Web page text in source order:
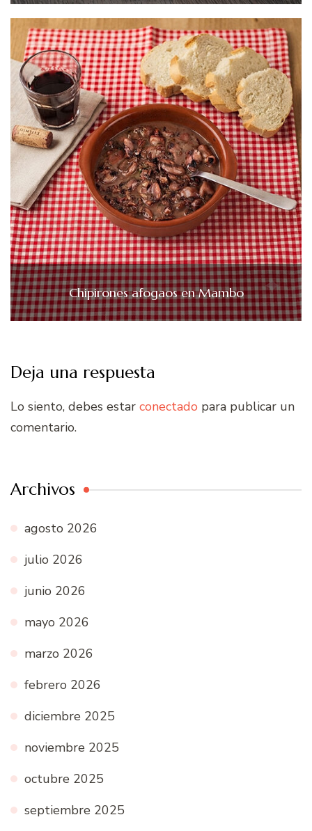
Chipirones afogaos en Mambo
Deja una respuesta
Lo siento, debes estar conectado para publicar un
comentario.
Archivos
agosto 2026
julio 2026
junio 2026
mayo 2026
marzo 2026
febrero 2026
diciembre 2025
noviembre 2025
octubre 2025
septiembre 2025